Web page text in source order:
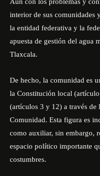
interior de sus comunidades
la entidad federativa y la
apuesta de gestión del agua
Tlaxcala.
De hecho, la comunidad es
la Constitución local
(artículos 3 y 12) a través de
Comunidad. Esta figura es
como auxiliar, sin embargo,
espacio político importante
costumbres.